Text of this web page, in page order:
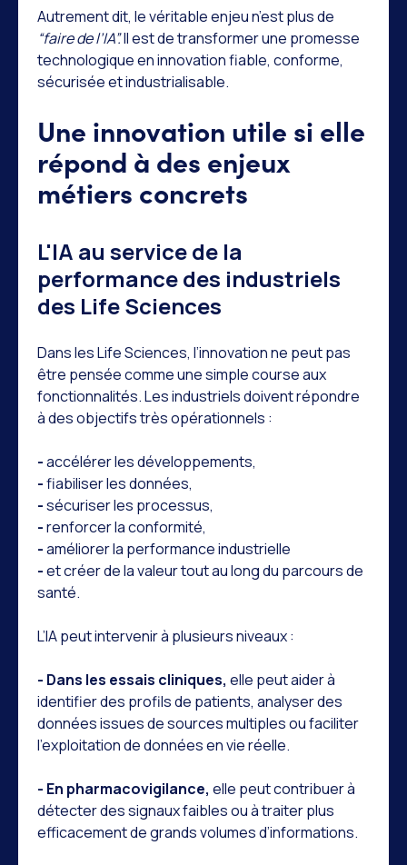
Autrement dit, le véritable enjeu n’est plus de
“faire de l’IA”.Il est de transformer une promesse
technologique en innovation fiable, conforme,
sécurisée et industrialisable.
Une innovation utile si elle
répond à des enjeux
métiers concrets
L'IA au service de la
performance des industriels
des Life Sciences
Dans les Life Sciences, l’innovation ne peut pas
être pensée comme une simple course aux
fonctionnalités. Les industriels doivent répondre
à des objectifs très opérationnels :
-accélérer les développements,
-fiabiliser les données,
-sécuriser les processus,
-renforcer la conformité,
-améliorer la performance industrielle
-et créer de la valeur tout au long du parcours de
santé.
L’IA peut intervenir à plusieurs niveaux :
- Dans les essais cliniques, elle peut aider à
identifier des profils de patients, analyser des
données issues de sources multiples ou faciliter
l’exploitation de données en vie réelle.
- En pharmacovigilance, elle peut contribuer à
détecter des signaux faibles ou à traiter plus
efficacement de grands volumes d’informations.